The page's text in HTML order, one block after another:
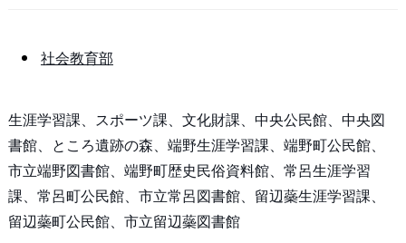
社会教育部
生涯学習課、スポーツ課、文化財課、中央公民館、中央図
書館、ところ遺跡の森、端野生涯学習課、端野町公民館、
市立端野図書館、端野町歴史民俗資料館、常呂生涯学習
課、常呂町公民館、市立常呂図書館、留辺蘂生涯学習課、
留辺蘂町公民館、市立留辺蘂図書館